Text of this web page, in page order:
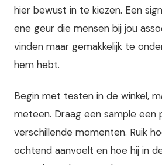
hier bewust in te kiezen. Een
ene geur die mensen bij jou
vinden maar gemakkelijk te
hem hebt.
Begin met testen in de winkel,
meteen. Draag een sample een
verschillende momenten. Ruik
ochtend aanvoelt en hoe hij in